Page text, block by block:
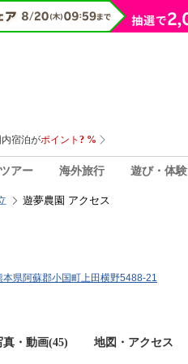
アー 海外旅行 遊び・体験
遊夢農園 アクセス
県阿蘇郡小国町上田横野5488-21
真・動画(45) 地図・アクセス